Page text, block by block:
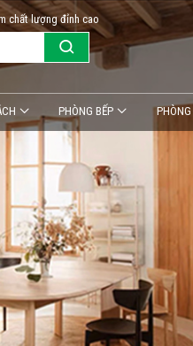
chất lượng đỉnh cao
PHÒNG BẾP PHÒNG